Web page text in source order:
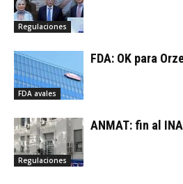
Regulaciones
FDA avales
FDA: OK para
Regulaciones
ANMAT: fin al